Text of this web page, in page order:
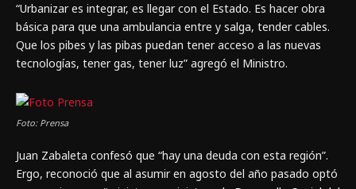
“Urbanizar es integrar, es llegar con el Estado. Es hacer obra
básica para que una ambulancia entre y salga, tender cables.
Que los pibes y las pibas puedan tener acceso a las nuevas
tecnologías, tener gas, tener luz” agregó el Ministro.
Foto: Prensa
Juan Zabaleta confesó que “hay una deuda con esta región”.
Ergo, reconoció que al asumir en agosto del año pasado optó